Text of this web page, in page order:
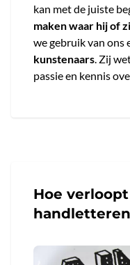
kan met de juiste
maken waar hij of
we gebruik van ons
kunstenaars. Zij
passie en kennis
Hoe